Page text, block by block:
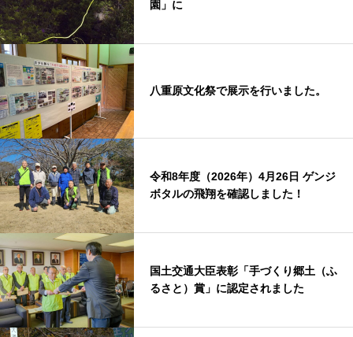
園」に
八重原文化祭で展示を行いました。
令和8年度（2026年）4月26日 ゲンジ
ボタルの飛翔を確認しました！
国土交通大臣表彰「手づくり郷土（ふ
るさと）賞」に認定されました